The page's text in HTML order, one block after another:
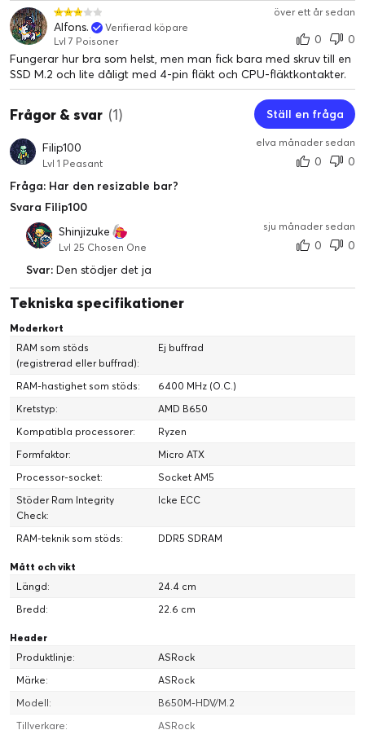
över ett år sedan
Alfons.
Verifierad köpare
Lvl 7 Poisoner
0
0
Fungerar hur bra som helst, men man fick bara med skruv till en
SSD M.2 och lite dåligt med 4-pin fläkt och CPU-fläktkontakter.
Frågor & svar (1) Ställ en fråga
Filip100
Lvl 1 Peasant
elva månader sedan
0
0
Fråga: Har den resizable bar?
Svara Filip100
Shinjizuke
Lvl 25 Chosen One
sju månader sedan
0
0
Svar: Den stödjer det ja
Tekniska specifikationer
Moderkort
RAM som stöds
(registrerad eller buffrad):
Ej buffrad
RAM-hastighet som stöds:
6400 MHz (O.C.)
Kretstyp:
AMD B650
Kompatibla processorer:
Ryzen
Formfaktor:
Micro ATX
Processor-socket:
Socket AM5
Stöder Ram Integrity
Check:
Icke ECC
RAM-teknik som stöds: DDR5 SDRAM
Mått och vikt
Längd:
24.4 cm
Bredd:
22.6 cm
Header
Produktlinje:
ASRock
Märke:
ASRock
Modell:
B650M-HDV/M.2
Tillverkare:
ASRock